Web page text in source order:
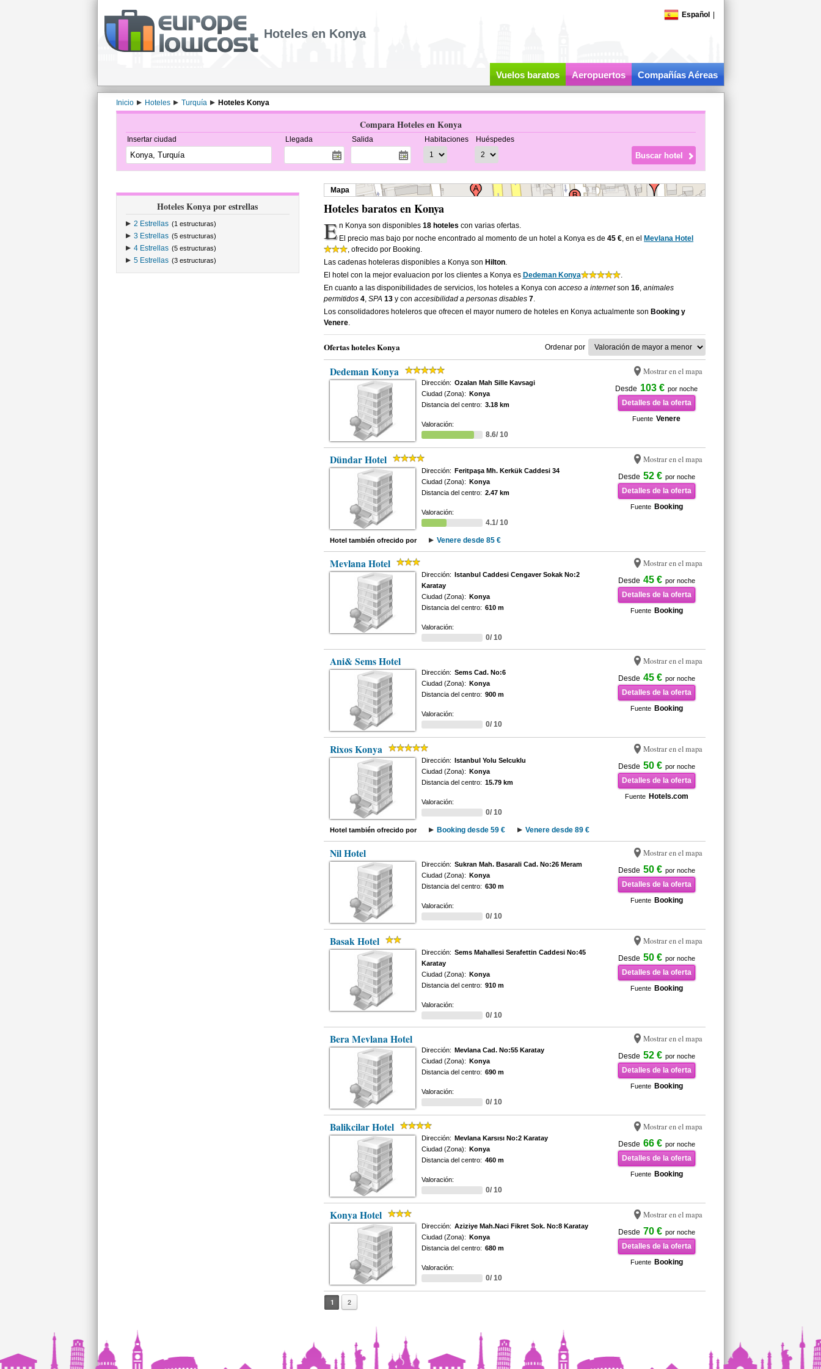
Español
Hoteles en Konya
Vuelos baratos Aeropuertos Compañías Aéreas
Inicio Hoteles Turquía Hoteles Konya
Compara Hoteles en Konya
Insertar ciudad Llegada Salida Habitaciones Huéspedes
Hoteles Konya por estrellas
2 Estrellas (1 estructuras)
3 Estrellas (5 estructuras)
4 Estrellas (5 estructuras)
5 Estrellas (3 estructuras)
Mapa
Hoteles baratos en Konya
E n Konya son disponibles18 hoteles con varias ofertas.
El precio mas bajo por noche encontrado al momento de un hotel a Konya es de45 €, en el
Mevlana Hotel
, ofrecido por Booking.
Las cadenas hoteleras disponibles a Konya son Hilton.
El hotel con la mejor evaluacion por los clientes a Konya es Dedeman Konya
.
En cuanto a las disponibilidades de servicios, los hoteles a Konya con acceso a internetson 16, animales
permitidos 4, SPA 13y con accesibilidad a personas disables 7.
Los consolidadores hoteleros que ofrecen el mayor numero de hoteles en Konya actualmente son Booking y
Venere.
Ofertas hoteles Konya Ordenar por
Dedeman Konya Mostrar en el mapa
Desde 103 € por noche
Detalles de la oferta
Fuente Venere
Dirección: Ozalan Mah Sille Kavsagi
Ciudad (Zona): Konya
Distancia del centro: 3.18 km
Valoración:
8.6/ 10
Dündar Hotel Mostrar en el mapa
Desde 52 € por noche
Detalles de la oferta
Fuente Booking
Dirección: Feritpaşa Mh. Kerkük Caddesi 34
Ciudad (Zona): Konya
Distancia del centro: 2.47 km
Valoración:
4.1/ 10
Hotel también ofrecido por Venere desde 85 €
Mevlana Hotel Mostrar en el mapa
Desde 45 € por noche
Detalles de la oferta
Fuente Booking
Dirección: Istanbul Caddesi Cengaver Sokak No:2
Karatay
Ciudad (Zona): Konya
Distancia del centro: 610 m
Valoración:
0/ 10
Ani& Sems Hotel Mostrar en el mapa
Desde 45 € por noche
Detalles de la oferta
Fuente Booking
Dirección: Sems Cad. No:6
Ciudad (Zona): Konya
Distancia del centro: 900 m
Valoración:
0/ 10
Rixos Konya Mostrar en el mapa
Desde 50 € por noche
Detalles de la oferta
Fuente Hotels.com
Dirección: Istanbul Yolu Selcuklu
Ciudad (Zona): Konya
Distancia del centro: 15.79 km
Valoración:
0/ 10
Hotel también ofrecido por Booking desde 59 € Venere desde 89 €
Nil Hotel Mostrar en el mapa
Desde 50 € por noche
Detalles de la oferta
Fuente Booking
Dirección: Sukran Mah. Basarali Cad. No:26 Meram
Ciudad (Zona): Konya
Distancia del centro: 630 m
Valoración:
0/ 10
Basak Hotel Mostrar en el mapa
Desde 50 € por noche
Detalles de la oferta
Fuente Booking
Dirección: Sems Mahallesi Serafettin Caddesi No:45
Karatay
Ciudad (Zona): Konya
Distancia del centro: 910 m
Valoración:
0/ 10
Bera Mevlana Hotel Mostrar en el mapa
Desde 52 € por noche
Detalles de la oferta
Fuente Booking
Dirección: Mevlana Cad. No:55 Karatay
Ciudad (Zona): Konya
Distancia del centro: 690 m
Valoración:
0/ 10
Balikcilar Hotel Mostrar en el mapa
Desde 66 € por noche
Detalles de la oferta
Fuente Booking
Dirección: Mevlana Karsısı No:2 Karatay
Ciudad (Zona): Konya
Distancia del centro: 460 m
Valoración:
0/ 10
Konya Hotel Mostrar en el mapa
Desde 70 € por noche
Detalles de la oferta
Fuente Booking
Dirección: Aziziye Mah.Naci Fikret Sok. No:8 Karatay
Ciudad (Zona): Konya
Distancia del centro: 680 m
Valoración:
0/ 10
1 2